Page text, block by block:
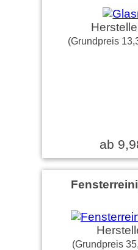
(Grundpreis
ab
(Grundpreis